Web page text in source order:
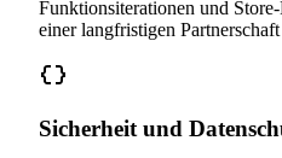
Funktionsiterationen und
einer langfristigen
Sicherheit und